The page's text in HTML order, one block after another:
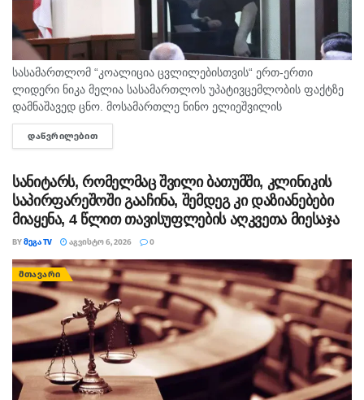
პროცესში“, – ნათქვამია ერთობლივ განცხადებაში.
სასამართლომ “კოალიცია ცვლილებისთვის“ ერთ-ერთი
ლიდერი ნიკა მელია სასამართლოს უპატივცემლობის ფაქტზე
დამნაშავედ ცნო. მოსამართლე ნინო ელიეშვილის
გადაწყვეტილებით, ნიკა მელიას 1 წლით და 6 თვით
თავისუფლების აღკვეთა მიესაჯა, თუმცა აღნიშნულმა
ᲓᲐᲬᲕᲠᲘᲚᲔᲑᲘᲗ
სანიტარს, რომელმაც შვილი ბათუმში, კლინიკის
საპირფარეშოში გააჩინა, შემდეგ კი დაზიანებები
მიაყენა, 4 წლით თავისუფლების აღკვეთა მიესაჯა
BYᲛᲔᲒᲐ TV ᲐᲒᲕᲘᲡᲢᲝ 6, 2026 0
ᲛᲗᲐᲕᲐᲠᲘ